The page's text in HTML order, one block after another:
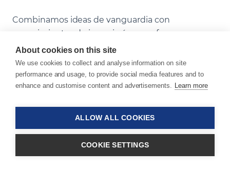
Combinamos ideas de vanguardia con
conocimientos de ingeniería para ofrecer
soluciones que se adaptan a los requerimientos
de su aplicación final. Con nuestros productos,
podrá reemplazar resinas no reciclables por
resinas PET o rPET, maximizando el uso de
objetivos de contenido reciclado, sino que los
About cookies on this site
We use cookies to collect and analyse information on site
performance and usage, to provide social media features and to
enhance and customise content and advertisements. Learn more
ALLOW ALL COOKIES
COOKIE SETTINGS